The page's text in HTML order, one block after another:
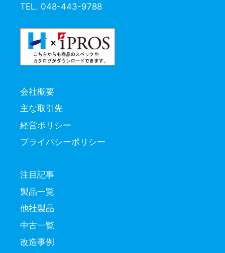
TEL. 048-443-9788
会社概要
主な取引先
経営ポリシー
プライバシーポリシー
注目記事
製品一覧
他社製品
中古一覧
改造事例